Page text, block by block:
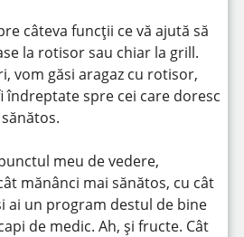
câteva funcții ce vă ajută să
la rotisor sau chiar la grill.
vom găsi aragaz cu rotisor,
îndreptate spre cei care doresc
meu de vedere,
mănânci mai sănătos, cu cât
ai un program destul de bine
de medic. Ah, și fructe. Cât